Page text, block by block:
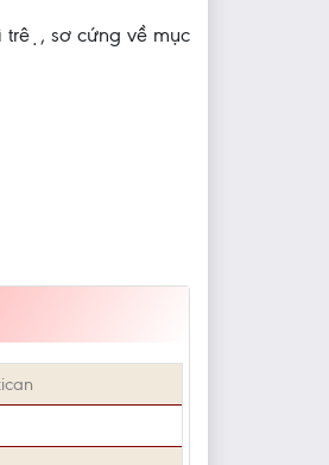
trệ, sơ cứng về mục